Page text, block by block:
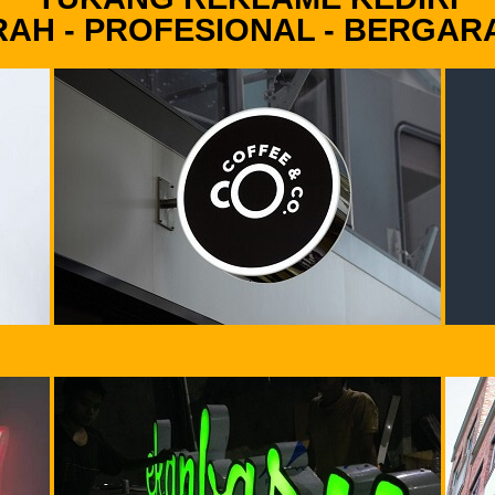
- PROFESIONAL -